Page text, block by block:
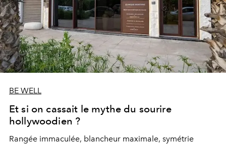
BE WELL
Et si on cassait le mythe du sourire
hollywoodien ?
Rangée immaculée, blancheur maximale, symétrie